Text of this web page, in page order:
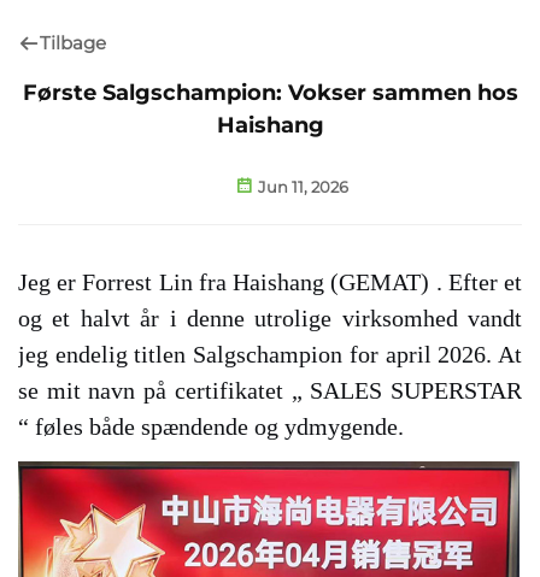
Tilbage
Første Salgschampion: Vokser sammen hos
Haishang
Jun 11, 2026
Jeg er Forrest Lin fra Haishang(GEMAT) . Efter et
og et halvt år i denne utrolige virksomhed vandt
jeg endelig titlen Salgschampion for april 2026. At
se mit navn på certifikatet „ SALES SUPERSTAR
“ føles både spændende og ydmygende.